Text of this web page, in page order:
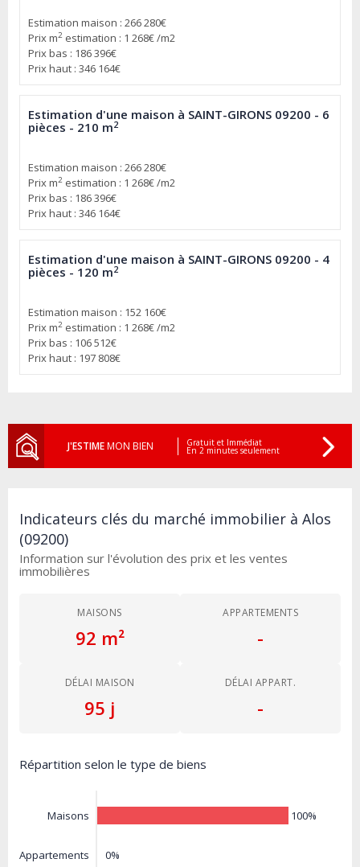
Estimation maison : 266 280€
Prix m2 estimation : 1 268€ /m2
Prix bas : 186 396€
Prix haut : 346 164€
Estimation d'une maison à SAINT-GIRONS 09200 - 6
pièces - 210 m2
Estimation maison : 266 280€
Prix m2 estimation : 1 268€ /m2
Prix bas : 186 396€
Prix haut : 346 164€
Estimation d'une maison à SAINT-GIRONS 09200 - 4
pièces - 120 m2
Estimation maison : 152 160€
Prix m2 estimation : 1 268€ /m2
Prix bas : 106 512€
Prix haut : 197 808€
J'ESTIMEMON BIEN Gratuit et Immédiat
En 2 minutes seulement
Indicateurs clés du marché immobilier à Alos
(09200)
Information sur l'évolution des prix et les ventes
immobilières
MAISONS
92 m²
APPARTEMENTS
-
DÉLAI MAISON
95 j
DÉLAI APPART.
-
Répartition selon le type de biens
Maisons
Appartements
100%
0%